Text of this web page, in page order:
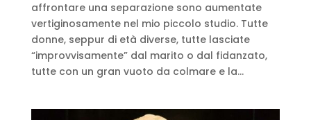
affrontare una separazione sono aumentate
vertiginosamente nel mio piccolo studio. Tutte
donne, seppur di età diverse, tutte lasciate
“improvvisamente” dal marito o dal fidanzato,
tutte con un gran vuoto da colmare e la...